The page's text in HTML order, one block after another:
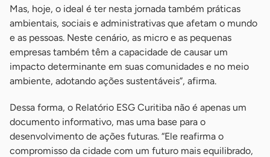
Mas, hoje, o ideal é ter nesta jornada também práticas
ambientais, sociais e administrativas que afetam o mundo
e as pessoas. Neste cenário, as micro e as pequenas
empresas também têm a capacidade de causar um
impacto determinante em suas comunidades e no meio
ambiente, adotando ações sustentáveis”, afirma.
Dessa forma, o Relatório ESG Curitiba não é apenas um
documento informativo, mas uma base para o
desenvolvimento de ações futuras. “Ele reafirma o
compromisso da cidade com um futuro mais equilibrado,